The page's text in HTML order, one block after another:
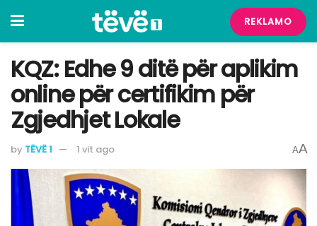
REKLAMO
KQZ: Edhe 9 ditë për aplikim
online për certifikim për
Zgjedhjet Lokale
by TËVË 1 1 vit ago AA